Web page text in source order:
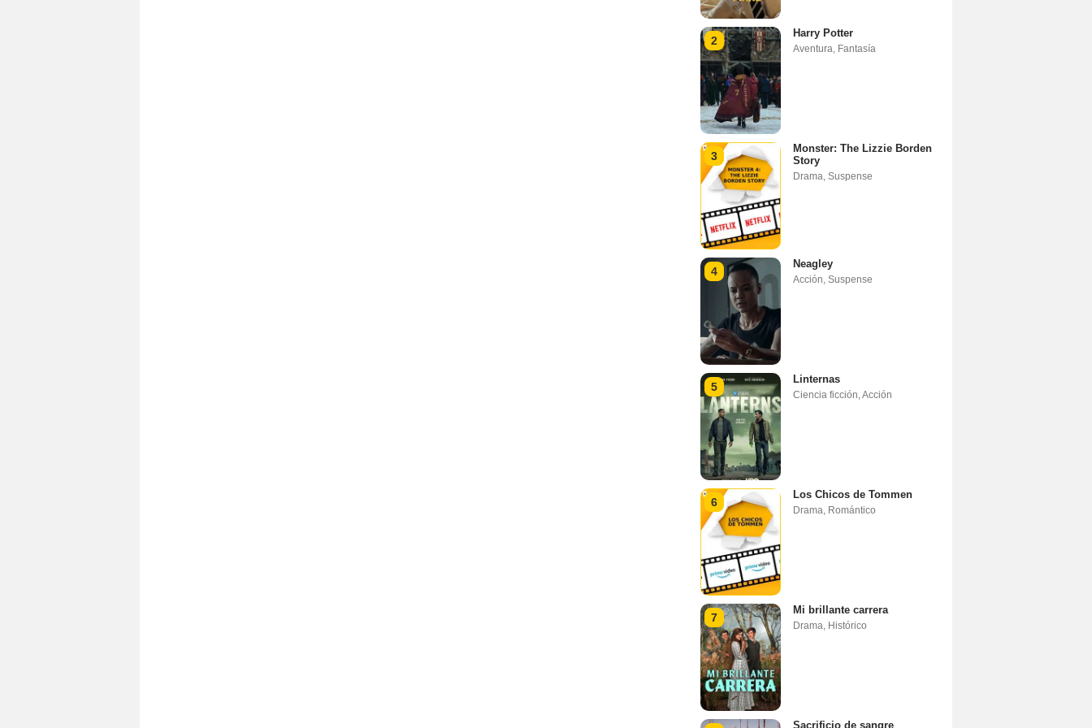
2
Harry Potter
Aventura Fantasía
3
Monster: The Lizzie Borden
Story
Drama Suspense
4
Neagley
Acción Suspense
5
Linternas
Ciencia ficción Acción
6
Los Chicos de Tommen
Drama Romántico
7
Mi brillante carrera
Drama Histórico
Sacrificio de sangre